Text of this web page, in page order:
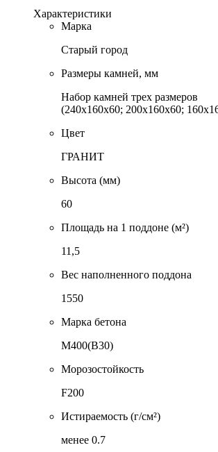
Характеристики
Марка
Старый город
Размеры камней, мм
Набор камней трех размеров
(240x160x60; 200x160x60;
Цвет
ГРАНИТ
Высота (мм)
60
Площадь на 1 поддоне (м²)
11,5
Вес наполненного поддона
1550
Марка бетона
М400(В30)
Морозостойкость
F200
Истираемость (г/см²)
менее 0.7